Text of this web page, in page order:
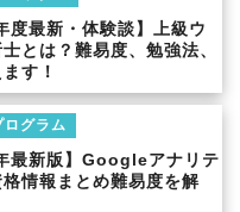
度最新・体験談】上級ウ
とは？難易度、勉強法、
す！
ログラム
最新版】Googleアナリテ
格情報まとめ難易度を解